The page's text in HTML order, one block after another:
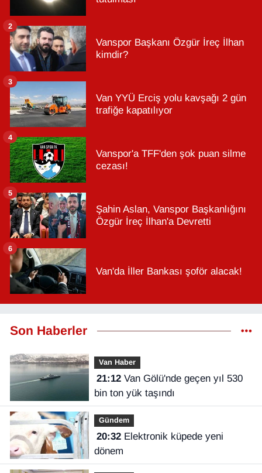
Vanspor Başkanı Özgür İreç İlhan
kimdir?
2
Van YYÜ Erciş yolu kavşağı 2 gün
trafiğe kapatılıyor
3
Vanspor'a TFF'den şok puan silme
cezası!
4
Şahin Aslan, Vanspor Başkanlığını
Özgür İreç İlhan'a Devretti
5
Van'da İller Bankası şoför alacak!
6
Son Haberler
Van Haber
21:12Van Gölü'nde geçen yıl 530
bin ton yük taşındı
Gündem
20:32Elektronik küpede yeni
dönem